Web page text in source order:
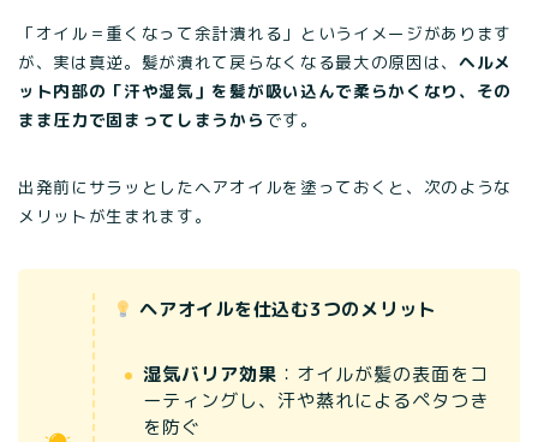
「オイル＝重くなって余計潰れる」というイメージがあります
が、実は真逆。髪が潰れて戻らなくなる最大の原因は、 ヘルメ
ット内部の「汗や湿気」を髪が吸い込んで柔らかくなり、その
まま圧力で固まってしまうから です。
出発前にサラッとしたヘアオイルを塗っておくと、次のような
メリットが生まれます。
ヘアオイルを仕込む3つのメリット
湿気バリア効果 ：オイルが髪の表面をコ
ーティングし、汗や蒸れによるペタつき
を防ぐ